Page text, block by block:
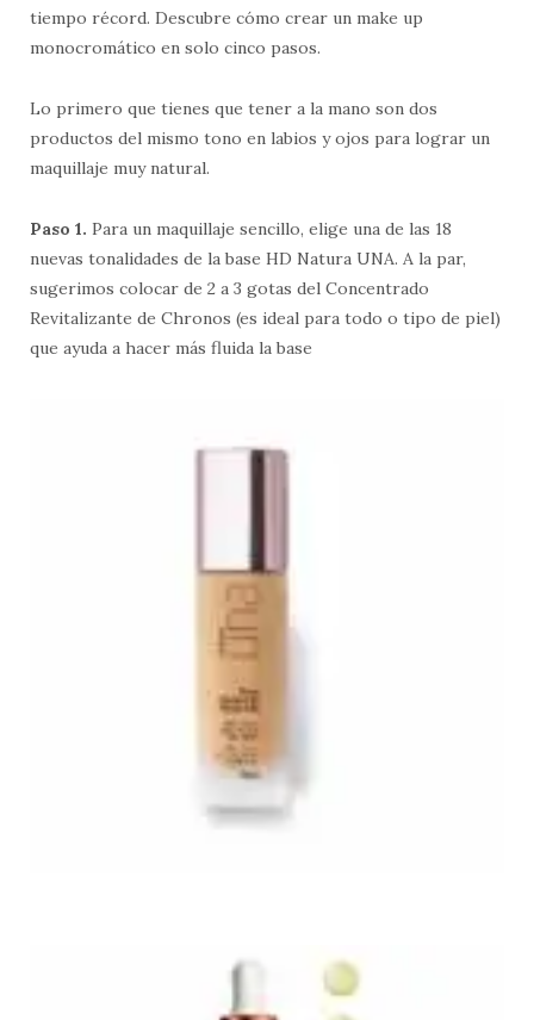
tiempo récord. Descubre cómo crear un make up
monocromático en solo cinco pasos.
Lo primero que tienes que tener a la mano son dos
productos del mismo tono en labios y ojos para lograr un
maquillaje muy natural.
Paso 1. Para un maquillaje sencillo, elige una de las 18
nuevas tonalidades de la base HD Natura UNA. A la par,
sugerimos colocar de 2 a 3 gotas del Concentrado
Revitalizante de Chronos (es ideal para todo o tipo de piel)
que ayuda a hacer más fluida la base